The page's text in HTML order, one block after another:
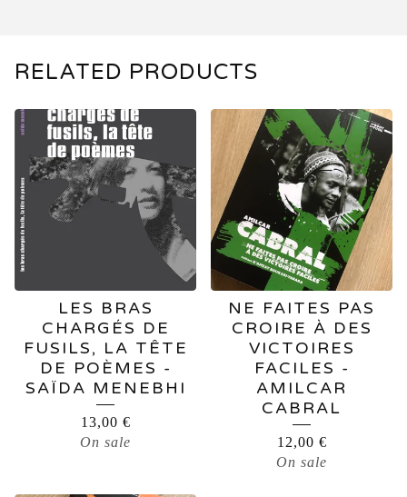
RELATED PRODUCTS
LES BRAS
CHARGÉS DE
FUSILS, LA TÊTE
DE POÈMES -
SAÏDA MENEBHI
13,00 €
On sale
NE FAITES PAS
CROIRE À DES
VICTOIRES
FACILES -
AMILCAR
CABRAL
12,00 €
On sale